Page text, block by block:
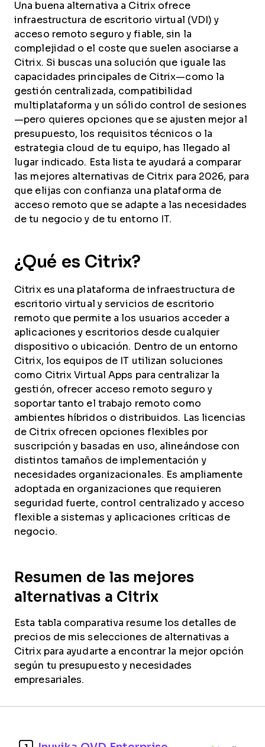
Una buena alternativa a Citrix ofrece
infraestructura de escritorio virtual (VDI) y
acceso remoto seguro y fiable, sin la
complejidad o el coste que suelen asociarse a
Citrix. Si buscas una solución que iguale las
capacidades principales de Citrix—como la
gestión centralizada, compatibilidad
multiplataforma y un sólido control de sesiones
—pero quieres opciones que se ajusten mejor al
presupuesto, los requisitos técnicos o la
estrategia cloud de tu equipo, has llegado al
lugar indicado. Esta lista te ayudará a comparar
las mejores alternativas de Citrix para 2026, para
que elijas con confianza una plataforma de
acceso remoto que se adapte a las necesidades
de tu negocio y de tu entorno IT.
¿Qué es Citrix?
Citrix es una plataforma de infraestructura de
escritorio virtual y servicios de escritorio
remoto que permite a los usuarios acceder a
aplicaciones y escritorios desde cualquier
dispositivo o ubicación. Dentro de un entorno
Citrix, los equipos de IT utilizan soluciones
como Citrix Virtual Apps para centralizar la
gestión, ofrecer acceso remoto seguro y
soportar tanto el trabajo remoto como
ambientes híbridos o distribuidos. Las licencias
de Citrix ofrecen opciones flexibles por
suscripción y basadas en uso, alineándose con
distintos tamaños de implementación y
necesidades organizacionales. Es ampliamente
adoptada en organizaciones que requieren
seguridad fuerte, control centralizado y acceso
flexible a sistemas y aplicaciones críticas de
negocio.
Resumen de las mejores
alternativas a Citrix
Esta tabla comparativa resume los detalles de
precios de mis selecciones de alternativas a
Citrix para ayudarte a encontrar la mejor opción
según tu presupuesto y necesidades
empresariales.